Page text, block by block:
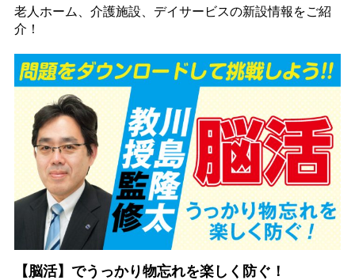
老人ホーム、介護施設、デイサービスの新設情報をご紹
介！
【脳活】でうっかり物忘れを楽しく防ぐ！